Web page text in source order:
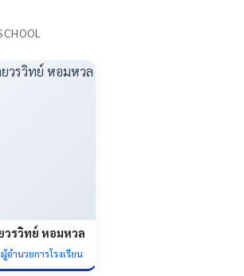
วรวิทย์ หอมหวล
อำนวยการโรงเรียน